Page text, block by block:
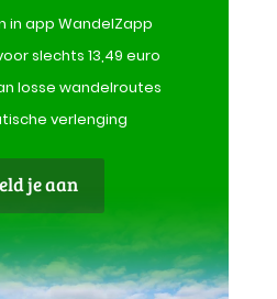
in app WandelZapp
slechts 13,49 euro
losse wandelroutes
verlenging
je aan